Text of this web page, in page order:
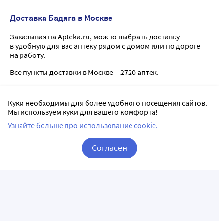
Доставка Бадяга в Москве
Заказывая на Apteka.ru, можно выбрать доставку
в удобную для вас аптеку рядом с домом или по дороге
на работу.
Все пункты доставки в Москве – 2720 аптек.
Будь Здоров! (Отпуск ИММУНОБИОЛОГИЧЕСКИХ
препаратов в аптеке не производится!)
5
г. Москва, ул. Производственная, д.12, кор.2
ежедневно с 09:00 по 21:00
Куки необходимы для более удобного посещения сайтов.
Мы используем куки для вашего комфорта!
Узнайте больше про использование cookie.
Согласен